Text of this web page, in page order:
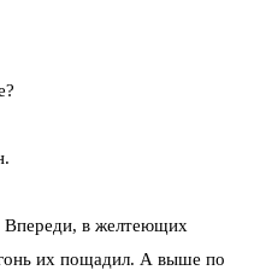
Впереди, в желтеющих
их пощадил. А выше по